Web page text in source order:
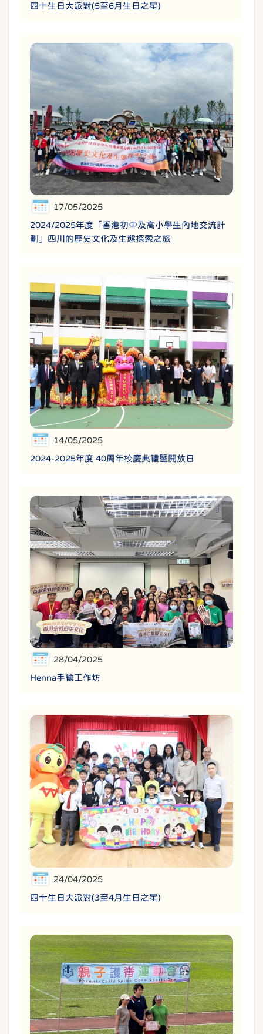
四十生日大派對(5至6月生日之星)
17/05/2025
2024/2025年度「香港初中及高小學生內地交流計
劃」四川的歷史文化及生態探索之旅
14/05/2025
2024-2025年度 40周年校慶典禮暨開放日
28/04/2025
Henna手繪工作坊
24/04/2025
四十生日大派對(3至4月生日之星)